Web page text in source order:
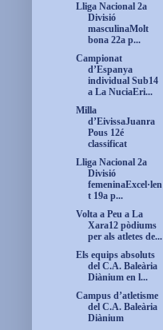
Lliga Nacional 2a
Divisió
masculinaMolt
bona 22a p...
Campionat
d’Espanya
individual Sub14
a La NuciaEri...
Milla
d’EivissaJuanra
Pous 12é
classificat
Lliga Nacional 2a
Divisió
femeninaExcel·len
t 19a p...
Volta a Peu a La
Xara12 pòdiums
per als atletes de...
Els equips absoluts
del C.A. Baleària
Diànium en l...
Campus d’atletisme
del C.A. Baleària
Diànium